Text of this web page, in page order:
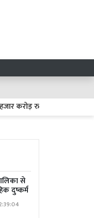
रुपये का निवेश करेंगी 8
से
दुष्कर्म